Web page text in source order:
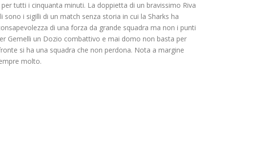
tutti i cinquanta minuti. La doppietta di un bravissimo Riva
i sigilli di un match senza storia in cui la Sharks ha
di una forza da grande squadra ma non i punti
Gemelli un Dozio combattivo e mai domo non basta per
si ha una squadra che non perdona. Nota a margine
molto.